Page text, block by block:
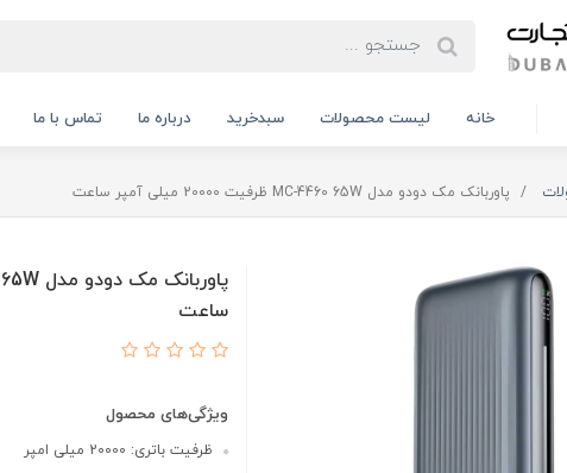
خانه لیست محصولات سبدخرید درباره ما تماس با ما
پاوربانک مک دودو مدل MC-4460 65W ظرفیت 20000 میلی آمپر ساعت
ساعت
ویژگی‌های محصول
ظرفیت باتری: 20000 میلی امپر